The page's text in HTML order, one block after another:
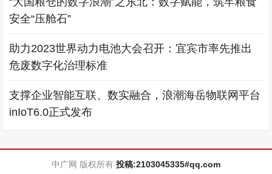
安全“压舱石”
助力2023世界动力电池大会召开：宜宾市率先推出
危废数字化治理标准
支撑企业智能互联、数实融合，浪潮海岳物联网平台
inIoT6.0正式发布
中广网 版权所有 投稿:2103045335#qq.com